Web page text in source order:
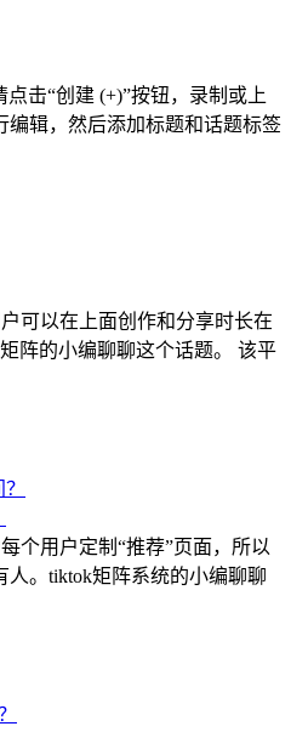
击“创建 (+)”按钮，录制或上
编辑，然后添加标题和话题标签
可以在上面创作和分享时长在
阵的小编聊聊这个话题。 该平
个用户定制“推荐”页面，所以
。tiktok矩阵系统的小编聊聊